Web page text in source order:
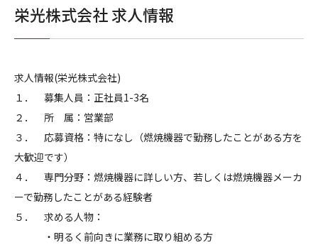
栄光株式会社 求人情報
求人情報(栄光株式会社)
１． 募集人員：正社員1-3名
２． 所 属：営業部
３． 応募資格：特になし（燃焼機器で勤務したことがある方を
大歓迎です）
４． 専門分野：燃焼機器に詳しい方、若しくは燃焼機器メーカ
ーで勤務したことがある経験者
５． 求める人物：
・明るく前向きに業務に取り組める方